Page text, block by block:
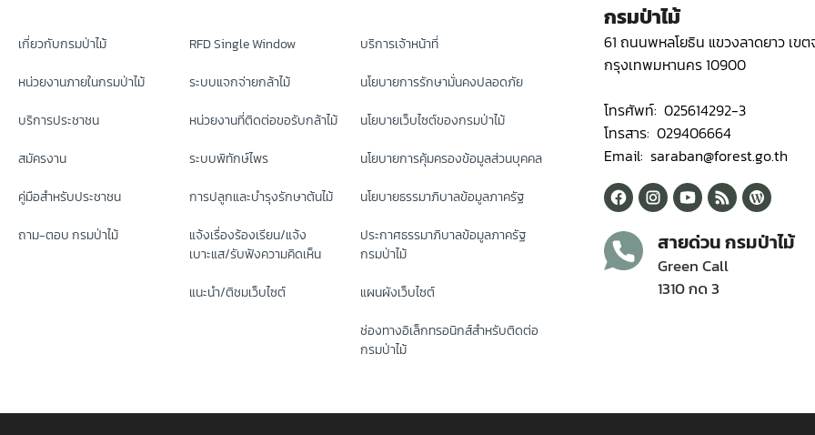
เกี่ยวกับกรมป่าไม้
หน่วยงานภายในกรมป่าไม้
บริการประชาชน
สมัครงาน
คู่มือสำหรับประชาชน
ถาม-ตอบ กรมป่าไม้
RFD Single Window
ระบบแจกจ่ายกล้าไม้
หน่วยงานที่ติดต่อขอรับกล้าไม้
ระบบพิทักษ์ไพร
การปลูกและบำรุงรักษาต้นไม้
แจ้งเรื่องร้องเรียน/แจ้ง
เบาะแส/รับฟังความคิดเห็น
แนะนำ/ติชมเว็บไซต์
บริการเจ้าหน้าที่
นโยบายการรักษามั่นคงปลอดภัย
นโยบายเว็บไซต์ของกรมป่าไม้
นโยบายการคุ้มครองข้อมูลส่วนบุคคล
นโยบายธรรมาภิบาลข้อมูลภาครัฐ
ประกาศธรรมาภิบาลข้อมูลภาครัฐ
กรมป่าไม้
แผนผังเว็บไซต์
ช่องทางอิเล็กทรอนิกส์สำหรับติดต่อ
กรมป่าไม้
กรมป่าไม้
61 ถนนพหลโยธิน แขวงลาดยาว เข
กรุงเทพมหานคร 10900
โทรศัพท์: 025614292-3
โทรสาร: 029406664
Email: saraban@forest.go.th
สายด่วน กรมป่าไม้
Green Call
1310 กด 3